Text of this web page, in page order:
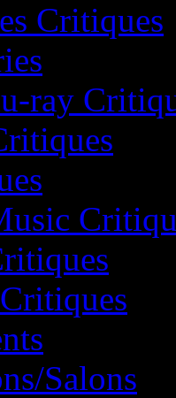
Critiques
ray
Salons